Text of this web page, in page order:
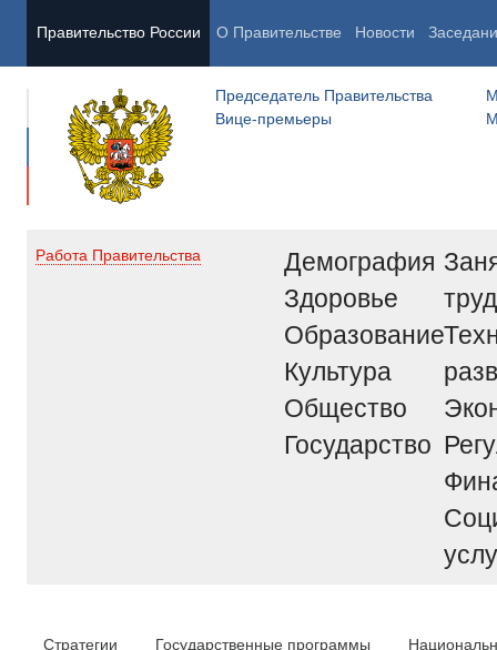
Правительство России О Правительстве Новости
Председатель Правительства
Вице-премьеры
Работа Правительства
Демография
Здоровье
Образование
Культура
Общество
Государство
труд
Стратегии Государственные программы